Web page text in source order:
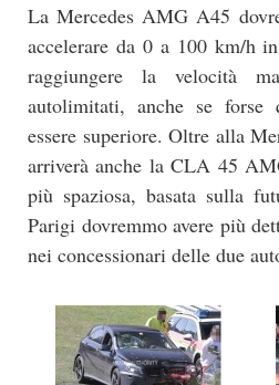
La Mercedes AMG A45
accelerare da 0 a 100 km/h
raggiungere la velocità
autolimitati, anche se forse
essere superiore. Oltre alla
arriverà anche la CLA 45
più spaziosa, basata sulla
Parigi dovremmo avere più
nei concessionari delle due